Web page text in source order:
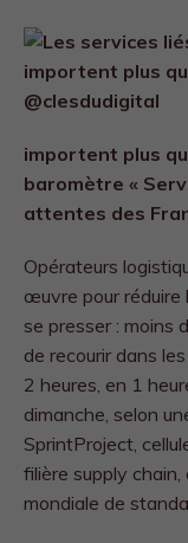
importent plus
baromètre «
attentes des
Opérateurs
œuvre pour réduire
se presser : moins
de recourir dans
2 heures, en 1
dimanche, selon
SprintProject,
filière supply
mondiale de